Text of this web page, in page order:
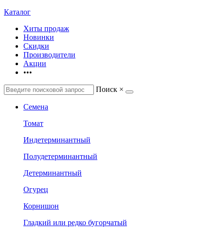
Каталог
Хиты продаж
Новинки
Скидки
Производители
Акции
•••
Поиск ×
Семена
Томат
Индетерминантный
Полудетерминантный
Детерминантный
Огурец
Корнишон
Гладкий или редко бугорчатый